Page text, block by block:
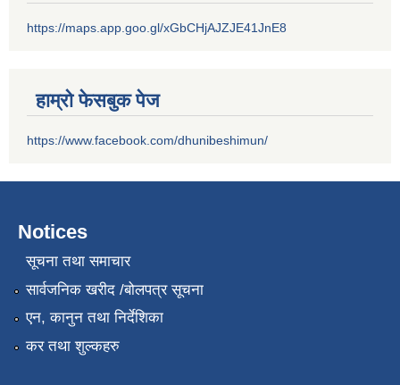
https://maps.app.goo.gl/xGbCHjAJZJE41JnE8
हाम्रो फेसबुक पेज
https://www.facebook.com/dhunibeshimun/
Notices
सूचना तथा समाचार
सार्वजनिक खरीद /बोलपत्र सूचना
एन, कानुन तथा निर्देशिका
कर तथा शुल्कहरु